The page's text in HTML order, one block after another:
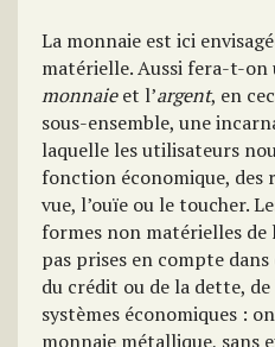
La monnaie est ici
matérielle. Aussi fera-t-
monnaieet l’argent, en
sous-ensemble, une
laquelle les utilisateurs
fonction économique, des
vue, l’ouïe ou le toucher.
formes non matérielles
pas prises en compte dans
du crédit ou de la dette,
systèmes économiques :
monnaie métallique, sans